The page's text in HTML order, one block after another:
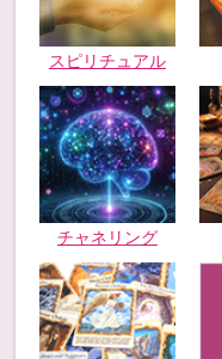
スピリチュアル
チャネリング